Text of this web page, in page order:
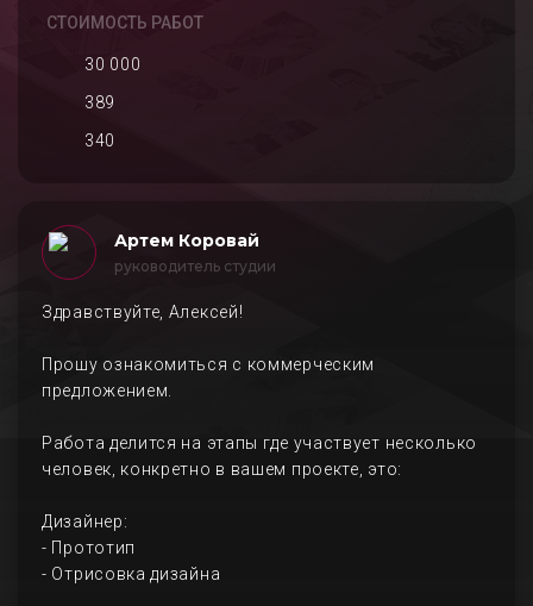
СТОИМОСТЬ РАБОТ
30 000
389
340
Артем Коровай
руководитель студии
Здравствуйте, Алексей!
Прошу ознакомиться с коммерческим
предложением.
Работа делится на этапы где участвует несколько
человек, конкретно в вашем проекте, это:
Дизайнер:
- Прототип
- Отрисовка дизайна